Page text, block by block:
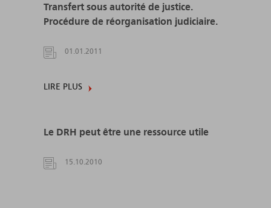
Transfert sous autorité de justice.
Procédure de réorganisation judiciaire.
01.01.2011
LIRE PLUS
Le DRH peut être une ressource utile
15.10.2010